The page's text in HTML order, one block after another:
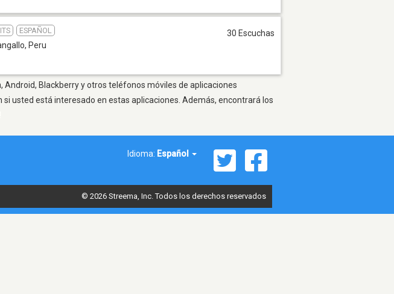
ESPAÑOL
, Peru
30 Escuchas
Android, Blackberry y otros teléfonos móviles de aplicaciones
usted está interesado en estas aplicaciones. Además, encontrará los
Idioma: Español
© 2026 Streema, Inc. Todos los derechos reservados